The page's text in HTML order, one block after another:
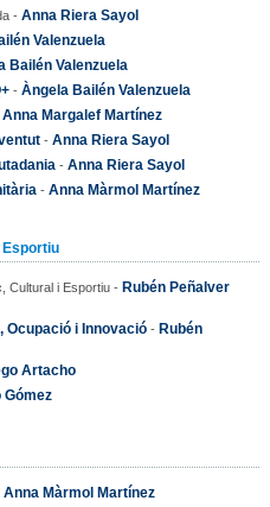
- Anna Riera Sayol
Valenzuela
Bailén Valenzuela
- Àngela Bailén Valenzuela
Anna Margalef Martínez
- Anna Riera Sayol
- Anna Riera Sayol
- Anna Màrmol Martínez
Cultural i Esportiu - Rubén Peñalver
Ocupació i Innovació - Rubén
Artacho
Gómez
Anna Màrmol Martínez